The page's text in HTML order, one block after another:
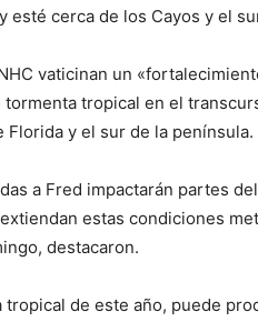
esté cerca de los Cayos y el
vaticinan un
tropical en el
Florida y el sur de la península.
a Fred impactarán partes
estas condiciones
destacaron.
tropical de este año, puede